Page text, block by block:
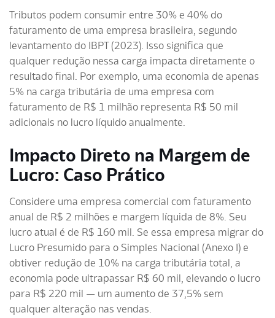
Tributos podem consumir entre 30% e 40% do
faturamento de uma empresa brasileira, segundo
levantamento do IBPT (2023). Isso significa que
qualquer redução nessa carga impacta diretamente o
resultado final. Por exemplo, uma economia de apenas
5% na carga tributária de uma empresa com
faturamento de R$ 1 milhão representa R$ 50 mil
adicionais no lucro líquido anualmente.
Impacto Direto na Margem de
Lucro: Caso Prático
Considere uma empresa comercial com faturamento
anual de R$ 2 milhões e margem líquida de 8%. Seu
lucro atual é de R$ 160 mil. Se essa empresa migrar do
Lucro Presumido para o Simples Nacional (Anexo I) e
obtiver redução de 10% na carga tributária total, a
economia pode ultrapassar R$ 60 mil, elevando o lucro
para R$ 220 mil — um aumento de 37,5% sem
qualquer alteração nas vendas.